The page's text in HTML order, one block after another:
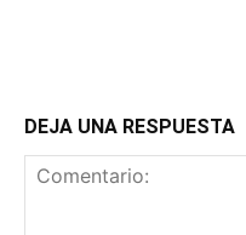
DEJA UNA RESPUESTA